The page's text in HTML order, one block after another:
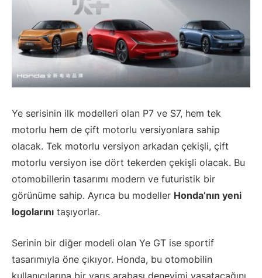
Ye serisinin ilk modelleri olan P7 ve S7, hem tek
motorlu hem de çift motorlu versiyonlara sahip
olacak. Tek motorlu versiyon arkadan çekişli, çift
motorlu versiyon ise dört tekerden çekişli olacak. Bu
otomobillerin tasarımı modern ve futuristik bir
görünüme sahip. Ayrıca bu modeller Honda’nın yeni
logolarını taşıyorlar.
Serinin bir diğer modeli olan Ye GT ise sportif
tasarımıyla öne çıkıyor. Honda, bu otomobilin
kullanıcılarına bir yarış arabası deneyimi yaşatacağını